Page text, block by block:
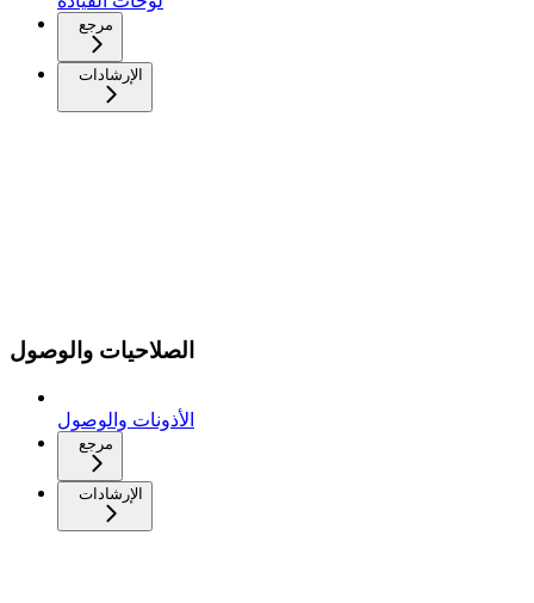
مرجع
الإرشادات
الصلاحيات والوصول
الأذونات والوصول
مرجع
الإرشادات